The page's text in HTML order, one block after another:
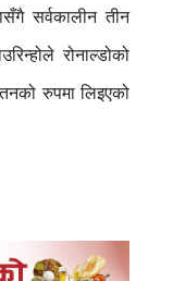
सर्वकालीन तीन
रोनाल्डोको
रुपमा लिइएको